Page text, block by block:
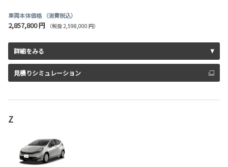
車両本体価格 （消費税込）
2,857,800 円 （税抜 2,598,000 円）
詳細をみる
見積りシミュレーション
Z